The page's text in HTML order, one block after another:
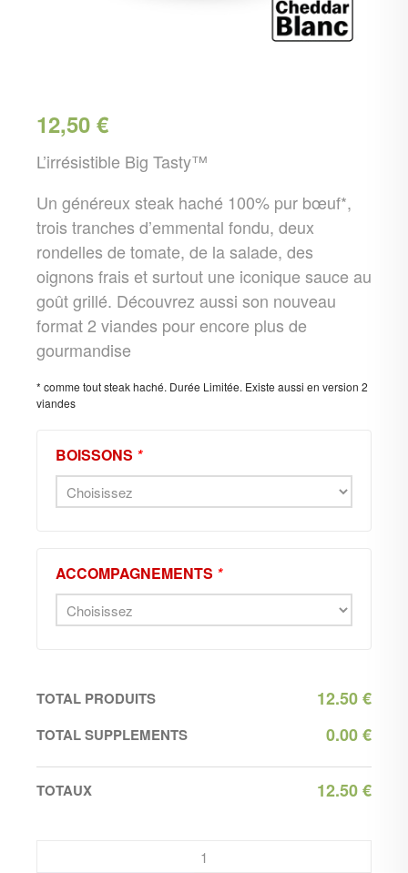
12,50 €
L’irrésistible Big Tasty™
Un généreux steak haché 100% pur bœuf*,
trois tranches d’emmental fondu, deux
rondelles de tomate, de la salade, des
oignons frais et surtout une iconique sauce au
goût grillé. Découvrez aussi son nouveau
format 2 viandes pour encore plus de
gourmandise
* comme tout steak haché. Durée Limitée. Existe aussi en version 2
viandes
BOISSONS *
ACCOMPAGNEMENTS *
TOTAL PRODUITS 12.50€
TOTAL SUPPLEMENTS 0.00€
TOTAUX 12.50€